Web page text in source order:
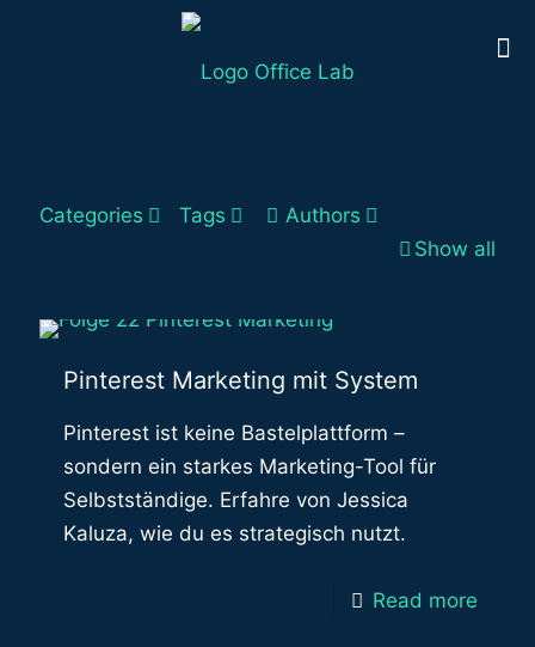
Categories Tags
Authors
Show all
Pinterest Marketing mit System
Pinterest ist keine Bastelplattform –
sondern ein starkes Marketing-Tool für
Selbstständige. Erfahre von Jessica
Kaluza, wie du es strategisch nutzt.
Read more